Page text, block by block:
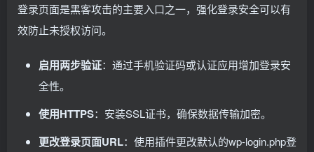
登录页面是黑客攻击的主要入口之一，强化登录安全可以有
效防止未授权访问。
启用两步验证：通过手机验证码或认证应用增加登录安
全性。
使用HTTPS：安装SSL证书，确保数据传输加密。
更改登录页面URL：使用插件更改默认的wp-login.php登